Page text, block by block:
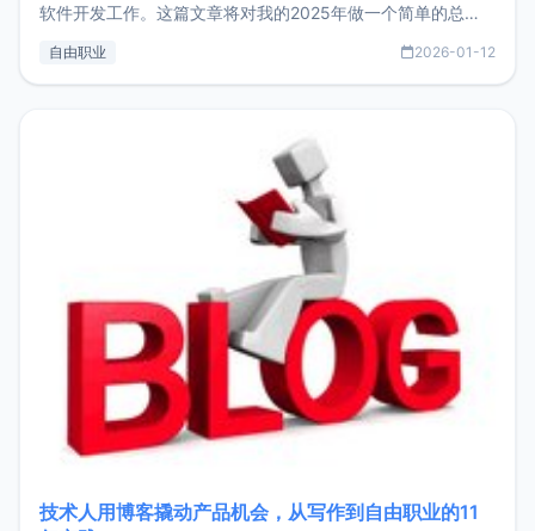
软件开发工作。这篇文章将对我的2025年做一个简单的总
收入下降20%，但却过得很充实，2026年不求突破，但求保
自由职业 2026-01-12
技术人用博客撬动产品机会，从写作到自由职业的11